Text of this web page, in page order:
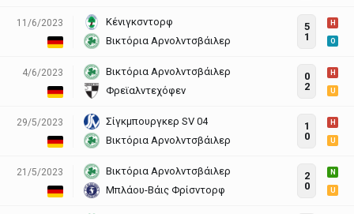
11/6/2023
Κένιγκσντορφ
Βικτόρια Αρνολντσβάιλερ
5
1
H
O
4/6/2023
Βικτόρια Αρνολντσβάιλερ
Φρεϊαλντεχόφεν
0
2
H
U
29/5/2023
Σίγκμπουργκερ SV 04
Βικτόρια Αρνολντσβάιλερ
1
0
H
U
21/5/2023
Βικτόρια Αρνολντσβάιλερ
Μπλάου-Βάις Φρίσντορφ
2
0
N
U